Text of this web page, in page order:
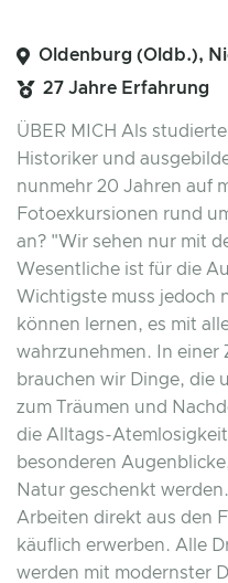
Oldenburg (Oldb.),
27 Jahre Erfahrung
ÜBER MICH Als
Historiker und
nunmehr 20 Jahren auf
Fotoexkursionen rund
an? "Wir sehen nur mit
Wesentliche ist für die
Wichtigste muss jedoch
können lernen, es mit
wahrzunehmen. In einer
brauchen wir Dinge, die
zum Träumen und
die Alltags-
besonderen
Natur geschenkt
Arbeiten direkt aus den
käuflich erwerben. Alle
werden mit modernster